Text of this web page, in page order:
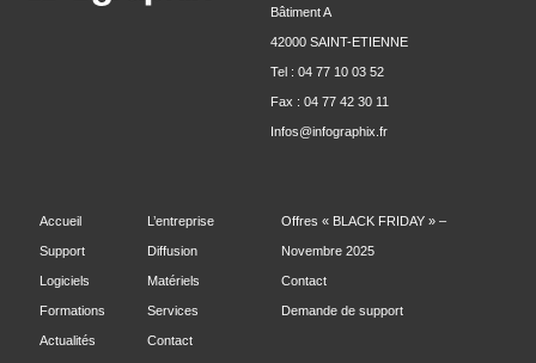
Bâtiment A
42000 SAINT-ETIENNE
Tel : 04 77 10 03 52
Fax : 04 77 42 30 11
Infos@infographix.fr
Accueil L’entreprise
Support Diffusion
Logiciels Matériels
Formations Services
Actualités Contact
Offres « BLACK FRIDAY » –
Novembre 2025
Contact
Demande de support